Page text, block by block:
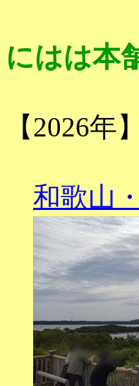
にはは本
【2026年】
和歌山